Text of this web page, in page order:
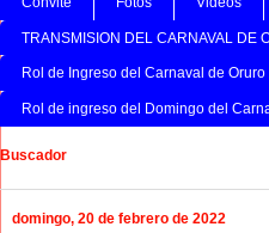
TRANSMISION DEL CARNAVAL DE
Rol de Ingreso del Carnaval de Oruro
Rol de ingreso del Domingo del
Buscador
domingo, 20 de febrero de 2022